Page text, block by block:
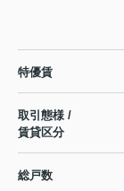
特優賃
取引態様 /
賃貸区分
総戸数